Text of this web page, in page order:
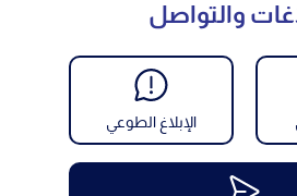
والتواصل
الإبلاغ الطوعي